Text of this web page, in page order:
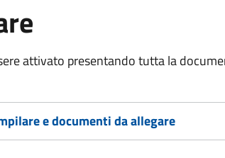
attivato presentando tutta la
e documenti da allegare